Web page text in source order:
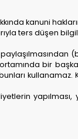
kanuni
ters düşen
bir
kullanamaz.